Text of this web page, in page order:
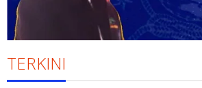
TERKINI